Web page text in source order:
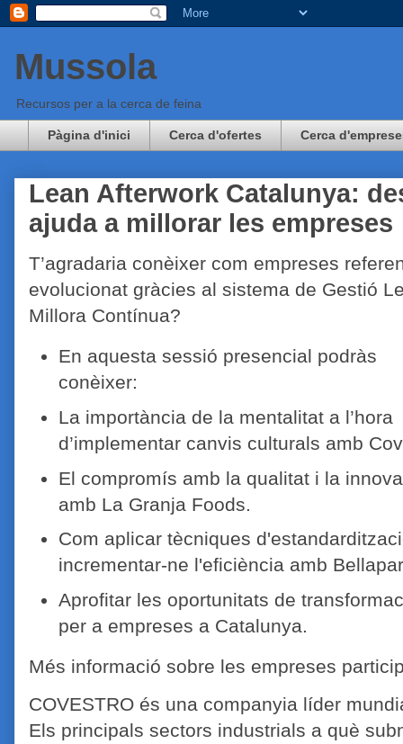
Mussola
Recursos per a la cerca de feina
Pàgina d'inici Cerca d'ofertes Cerca
Lean Afterwork Catalunya:
ajuda a millorar les empreses
T’agradaria conèixer com empreses
evolucionat gràcies al sistema de Gestió
Millora Contínua?
En aquesta sessió presencial podràs
conèixer:
La importància de la mentalitat a l’hora
d’implementar canvis culturals amb
El compromís amb la qualitat i la
amb La Granja Foods.
Com aplicar tècniques
incrementar-ne l'eficiència amb
Aprofitar les oportunitats de
per a empreses a Catalunya.
Més informació sobre les empreses
COVESTRO és una companyia líder
Els principals sectors industrials a què